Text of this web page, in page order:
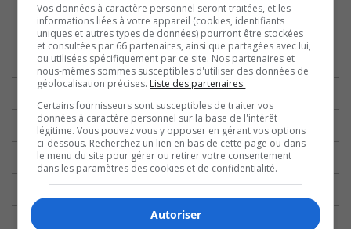
Vos données à caractère personnel seront traitées, et les
informations liées à votre appareil (cookies, identifiants
uniques et autres types de données) pourront être stockées
et consultées par 66 partenaires, ainsi que partagées avec lui,
ou utilisées spécifiquement par ce site. Nos partenaires et
nous-mêmes sommes susceptibles d'utiliser des données de
géolocalisation précises. Liste des partenaires.
Certains fournisseurs sont susceptibles de traiter vos
données à caractère personnel sur la base de l'intérêt
légitime. Vous pouvez vous y opposer en gérant vos options
ci-dessous. Recherchez un lien en bas de cette page ou dans
le menu du site pour gérer ou retirer votre consentement
dans les paramètres des cookies et de confidentialité.
Autoriser